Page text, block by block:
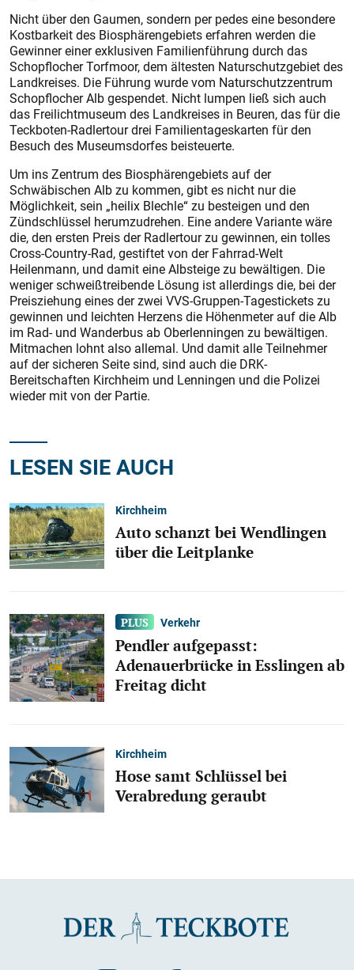
Nicht über den Gaumen, sondern per pedes eine besondere
Kostbarkeit des Biosphärengebiets erfahren werden die
Gewinner einer exklusiven Familienführung durch das
Schopflocher Torfmoor, dem ältesten Naturschutzgebiet des
Landkreises. Die Führung wurde vom Naturschutzzentrum
Schopflocher Alb gespendet. Nicht lumpen ließ sich auch
das Freilichtmuseum des Landkreises in Beuren, das für die
Teckboten-Radlertour drei Familientageskarten für den
Besuch des Museumsdorfes beisteuerte.
Um ins Zentrum des Biosphärengebiets auf der
Schwäbischen Alb zu kommen, gibt es nicht nur die
Möglichkeit, sein „heilix Blechle“ zu besteigen und den
Zündschlüssel he­rumzudrehen. Eine andere Variante wäre
die, den ersten Preis der Radlertour zu gewinnen, ein tolles
Cross-Country-Rad, gestiftet von der Fahrrad-Welt
Heilenmann, und damit eine Albsteige zu bewältigen. Die
weniger schweißtreibende Lösung ist allerdings die, bei der
Preisziehung eines der zwei VVS-Gruppen-Tagestickets zu
gewinnen und leichten Herzens die Höhenmeter auf die Alb
im Rad- und Wanderbus ab Oberlenningen zu bewältigen.
Mitmachen lohnt also allemal. Und damit alle Teilnehmer
auf der sicheren Seite sind, sind auch die DRK-
Bereitschaften Kirchheim und Lenningen und die Polizei
wieder mit von der Partie.
LESEN SIE AUCH
Kirchheim
Auto schanzt bei Wendlingen
über die Leitplanke
Verkehr
Pendler aufgepasst:
Adenauerbrücke in Esslingen ab
Freitag dicht
Kirchheim
Hose samt Schlüssel bei
Verabredung geraubt